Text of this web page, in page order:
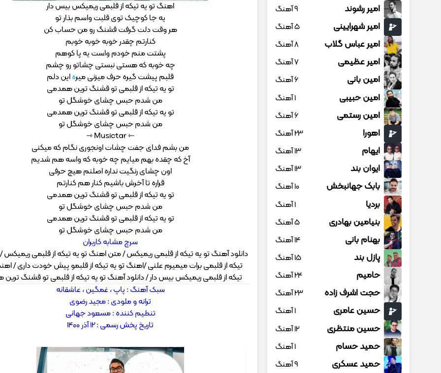
اهنگ تو یه تیکه از قلبمی ریمیکس بیس دار
یه جا کوچیک توی قلبت واسم بذار تو
هر وقت دلت گرفت قشنگ رو من حساب کن
کنارتم چقدر خوبه خوبه خوبم
پشتت منم خودم واست یه پا کوهم
چه خوبه که هستی نبستی چشاتو رو چشم
قلبم پیشت گیره حرف میزنی میرهاین دلم
تو یه تیکه از قلبمی تو قشنگ ترین همدمی
من شدم حبس چشای خوشگل تو
تو یه تیکه از قلبمی تو قشنگ ترین همدمی
من شدم حبس چشای خوشگل تو
⇽ Musictar ⇾
من بشم فدای جفت چشات اونجوری نگام که میکنی
آخ که چقده بهم میایم چه خوبه که واسه هم شدیم
اون چشای رنگیت نداره اصلنم هیچ حرفی
قراره تا آخرش باشیم کنار هم کنارتم
تو یه تیکه از قلبمی تو قشنگ ترین همدمی
من شدم حبس چشای خوشگل تو
تو یه تیکه از قلبمی تو قشنگ ترین همدمی
من شدم حبس چشای خوشگل تو
سرچ مشابه کاربران
دانلود آهنگ تو یه تیکه از قلبمی ریمیکس / متن اهنگ تو یه تیکه از قلبمی
تیکه از قلبمی برات میمیرم علنی /اهنگ تو یه تیکه از قلبمو پیش خودت داری /
تیکه از قلبمی ریمیکس بیس دار / دانلود آهنگ تو یه تیکه از قلبمی تو قشنگ
سبک آهنگ : پاپ ، غمگین ، عاشقانه
ترانه و ملودی :مجید رضوی
تنطیم کننده : مسعود جهانی
تاریخ پخش رسمی : 12 آذر 1400
امیر رشوند 9 آهنگ
امیر شهرایینی 5 آهنگ
امیر عباس گلاب 8 آهنگ
امیر عظیمی 7 آهنگ
امین بانی 6 آهنگ
امین حبیبی 1 آهنگ
امین رستمی 6 آهنگ
اهورا 23 آهنگ
ایهام 13 آهنگ
ایوان بند 13 آهنگ
بابک جهانبخش 10 آهنگ
بردیا 1 آهنگ
بنیامین بهادری 5 آهنگ
بهنام بانی 14 آهنگ
پازل بند 15 آهنگ
حامیم 24 آهنگ
حجت اشرف زاده 23 آهنگ
حسین عامری 1 آهنگ
حسین منتظری 12 آهنگ
حمید حسام 1 آهنگ
حمید عسکری 9 آهنگ